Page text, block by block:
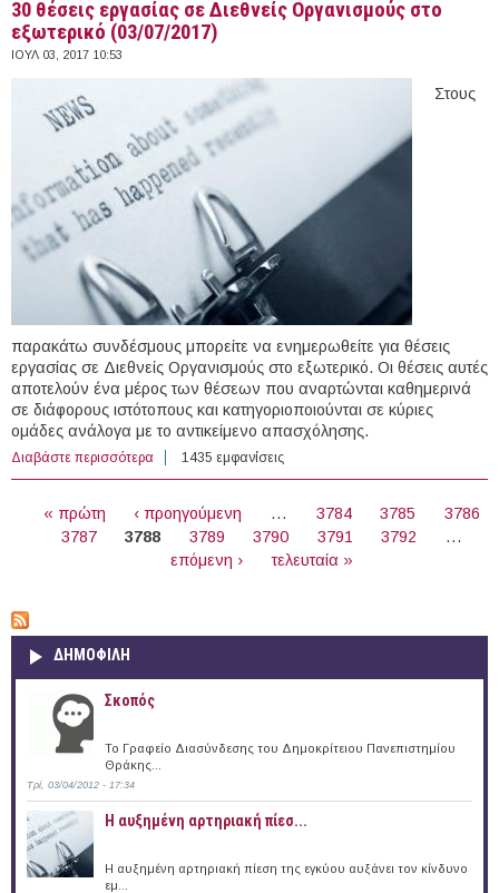
30 θέσεις εργασίας σε Διεθνείς Οργανισμούς στο
εξωτερικό (03/07/2017)
ΙΟΥΛ 03, 2017 10:53
Στους
παρακάτω συνδέσμους μπορείτε να ενημερωθείτε για θέσεις
εργασίας σε Διεθνείς Οργανισμούς στο εξωτερικό. Οι θέσεις αυτές
αποτελούν ένα μέρος των θέσεων που αναρτώνται καθημερινά
σε διάφορους ιστότοπους και κατηγοριοποιούνται σε κύριες
ομάδες ανάλογα με το αντικείμενο απασχόλησης.
Διαβάστε περισσότερα για 30 θέσεις εργασίας σε Διεθνείς Οργανισμούς στο
εξωτερικό (03/07/2017)
1435 εμφανίσεις
« πρώτη ‹ προηγούμενη … 3784 3785
3786
3787
3788 3789 3790 3791 3792
…
επόμενη ›
τελευταία »
ΔΗΜΟΦΙΛΗ
Σκοπός
Το Γραφείο Διασύνδεσης του Δημοκρίτειου Πανεπιστημίου
Θράκης...
Τρί, 03/04/2012 - 17:34
Η αυξημένη αρτηριακή πίεσ...
Η αυξημένη αρτηριακή πίεση της εγκύου αυξάνει τον κίνδυνο
εμ...